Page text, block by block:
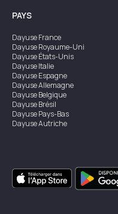
PAYS
DayuseFrance
DayuseRoyaume-Uni
DayuseÉtats-Unis
DayuseItalie
DayuseEspagne
DayuseAllemagne
DayuseBelgique
DayuseBrésil
DayusePays-Bas
DayuseAutriche
DayuseSingapour
DayuseSuède
DayuseThaïlande